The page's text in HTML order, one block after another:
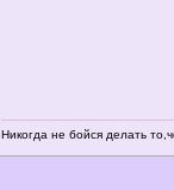
Никогда не бойся делать